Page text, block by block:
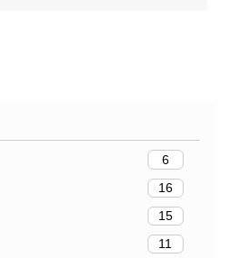
6
16
15
11